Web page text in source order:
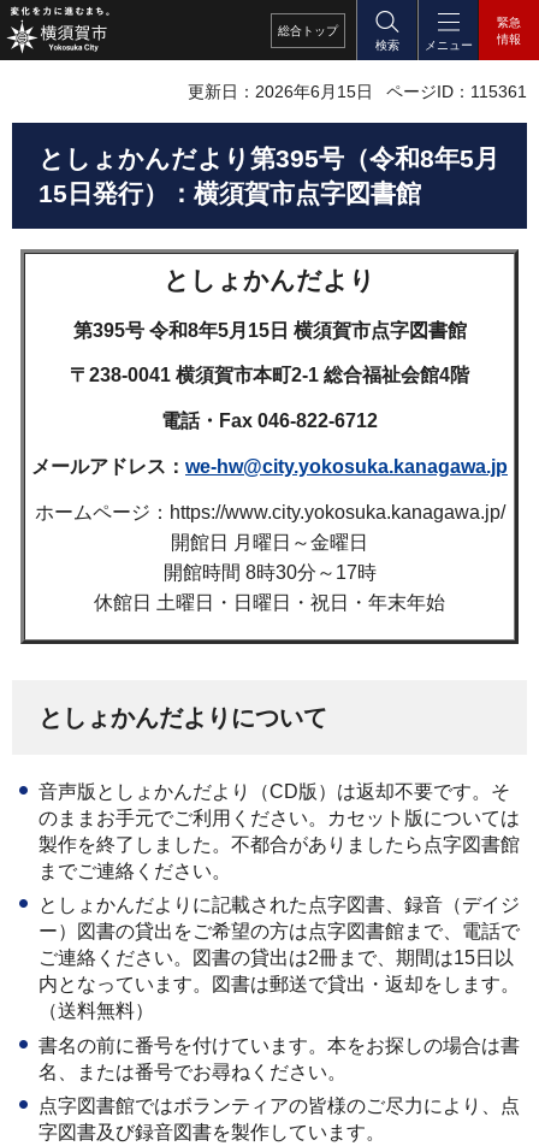
総合 トップ
検索
メニュー
緊急
情報
更新日：2026年6月15日 ページID：115361
としょかんだより第395号（令和8年5月
15日発行）：横須賀市点字図書館
としょかんだより
第395号 令和8年5月15日 横須賀市点字図書館
〒238-0041 横須賀市本町2-1 総合福祉会館4階
電話・Fax 046-822-6712
メールアドレス： we-hw@city.yokosuka.kanagawa.jp
ホームページ：https://www.city.yokosuka.kanagawa.jp/
開館日 月曜日～金曜日
開館時間 8時30分～17時
休館日 土曜日・日曜日・祝日・年末年始
としょかんだよりについて
音声版としょかんだより（CD版）は返却不要です。そ
のままお手元でご利用ください。カセット版については
製作を終了しました。不都合がありましたら点字図書館
までご連絡ください。
としょかんだよりに記載された点字図書、録音（デイジ
ー）図書の貸出をご希望の方は点字図書館まで、電話で
ご連絡ください。図書の貸出は2冊まで、期間は15日以
内となっています。図書は郵送で貸出・返却をします。
（送料無料）
書名の前に番号を付けています。本をお探しの場合は書
名、または番号でお尋ねください。
点字図書館ではボランティアの皆様のご尽力により、点
字図書及び録音図書を製作しています。